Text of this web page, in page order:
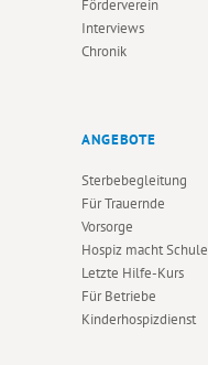
Förderverein
Interviews
Chronik
ANGEBOTE
Sterbebegleitung
Für Trauernde
Vorsorge
Hospiz macht Schule
Letzte Hilfe-Kurs
Für Betriebe
Kinderhospizdienst